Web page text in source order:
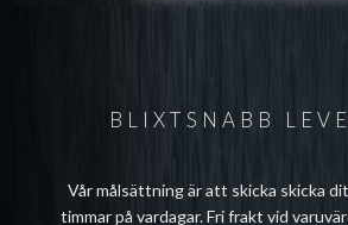
BLIXTSNABB
Vår målsättning är att skicka skicka
timmar på vardagar. Fri frakt vid